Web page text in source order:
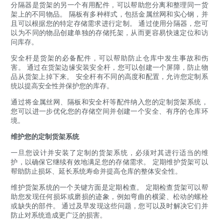
分隔器是货架的另一个有用配件，可以帮助您分离和整理同一货
架上的不同物品。 隔板有多种样式，包括金属丝网和实心钢，并
且可以根据您的特定存储需求进行定制。 通过使用分隔器，您可
以为不同的物品创建单独的存储托架，从而更容易快速定位和访
问库存。
安全杆是货架的必备配件，可以帮助防止仓库中发生事故和伤
害。 通过在货架边缘安装安全杆，您可以创建一个屏障，防止物
品从货架上掉下来。 安全杆有不同的高度和配置，允许您定制系
统以提高安全性并保护您的库存。
通过将金属丝网、隔板和安全杆等配件纳入您的定制货架系统，
您可以进一步优化您的存储空间并创建一个安全、有序的仓库环
境。
维护您的定制货架系统
一旦您设计并安装了定制的货架系统，必须对其进行适当的维
护，以确保它继续有效地满足您的存储需求。 定期维护货架可以
帮助防止损坏、延长系统寿命并提高仓库的整体安全性。
维护货架系统的一个关键方面是定期检查。 定期检查货架可以帮
助您发现任何损坏或磨损的迹象，例如弯曲的横梁、松动的螺栓
或缺失的部件。 通过及早发现这些问题，您可以及时解决它们并
防止对系统造成更广泛的损害。